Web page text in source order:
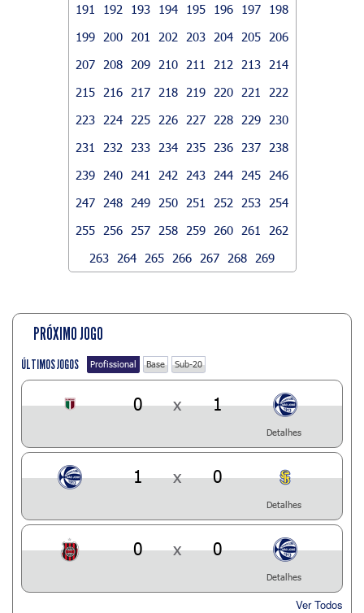
191
192 193 194 195 196 197
198
199
200 201 202 203 204 205
206
207
208 209 210 211 212 213
214
215
216 217 218 219 220 221
222
223
224 225 226 227 228 229
230
231
232 233 234 235 236 237
238
239
240 241 242 243 244 245
246
247
248 249 250 251 252 253
254
255
256 257 258 259 260 261
262
263
264 265 266 267 268 269
PRÓXIMO JOGO
ÚLTIMOS JOGOS Profissional Base Sub-20
0 x 1
Detalhes
1 x 0
Detalhes
0 x 0
Detalhes
Ver Todos